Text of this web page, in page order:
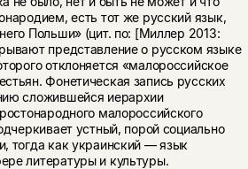
есть тот же русский язык,
Польши» (цит. по: [Миллер 2013:
представление о русском языке
отклоняется «малороссийское
Фонетическая запись русских
сложившейся иерархии
малороссийского
устный, порой социально
тогда как украинский — язык
литературы и культуры.